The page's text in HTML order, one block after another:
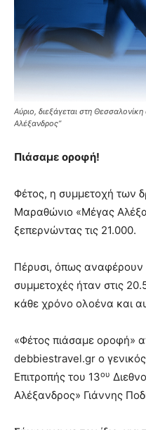
Αύριο, διεξάγεται στη
Αλέξανδρος”
Πιάσαμε οροφή!
Φέτος, η συμμετοχή των
Μαραθώνιο «Μέγας
ξεπερνώντας τις 21.000.
Πέρυσι, όπως αναφέρουν
συμμετοχές ήταν στις
κάθε χρόνο ολοένα και
«Φέτος πιάσαμε οροφή»
debbiestravel.gr ο
Επιτροπής του 13ου
Αλέξανδρος» Γιάννης